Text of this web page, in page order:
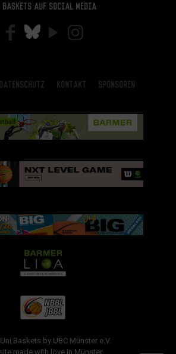
Baskets auf Social Media
Datenschutz Kontakt Sponsoren
Baskets by UBC Münster e.V.
made with love in Münster.